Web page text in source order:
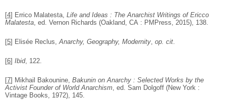
[4] Errico Malatesta, Life and Ideas : The Anarchist Writings of Ericco
Malatesta, ed. Vernon Richards (Oakland, CA : PMPress, 2015), 138.
[5] Elisée Reclus,Anarchy, Geography, Modernity, op. cit.
[6] Ibid, 122.
[7] Mikhail Bakounine, Bakunin on Anarchy : Selected Works by the
Activist Founder of World Anarchism, ed. Sam Dolgoff (New York :
Vintage Books, 1972), 145.